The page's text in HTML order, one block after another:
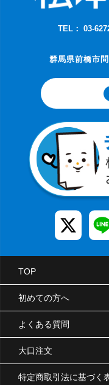
TEL： 03-
群馬県前橋市
TOP
初めての方へ
よくある質問
大口注文
特定商取引法に基づく